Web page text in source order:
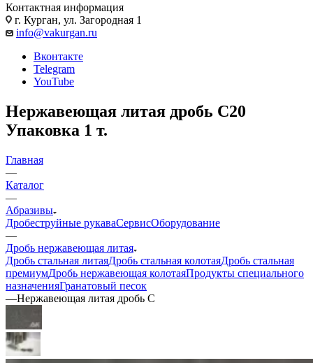
Контактная информация
г. Курган, ул. Загородная 1
info@vakurgan.ru
Вконтакте
Telegram
YouTube
Нержавеющая литая дробь С20
Упаковка 1 т.
Главная
—
Каталог
—
Абразивы
Дробеструйные рукаваСервисОборудование
—
Дробь нержавеющая литая
Дробь стальная литаяДробь стальная колотаяДробь стальная
премиумДробь нержавеющая колотаяПродукты специального
назначенияГранатовый песок
—Нержавеющая литая дробь C